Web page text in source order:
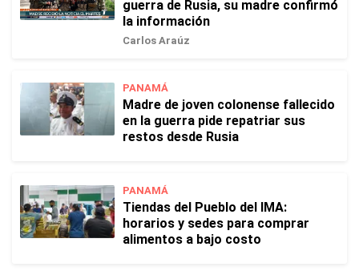
guerra de Rusia, su madre confirmó
la información
Carlos Araúz
PANAMÁ
Madre de joven colonense fallecido
en la guerra pide repatriar sus
restos desde Rusia
PANAMÁ
Tiendas del Pueblo del IMA:
horarios y sedes para comprar
alimentos a bajo costo